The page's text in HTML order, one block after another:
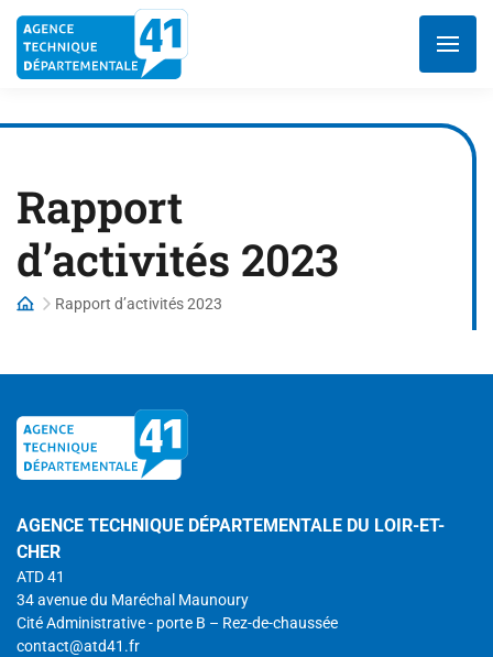
Aller
contenu
Rapport
d’activités 2023
Rapport d’activités 2023
AGENCE TECHNIQUE DÉPARTEMENTALE DU LOIR-ET-
CHER
ATD 41
34 avenue du Maréchal Maunoury
Cité Administrative - porte B – Rez-de-chaussée
contact@atd41.fr